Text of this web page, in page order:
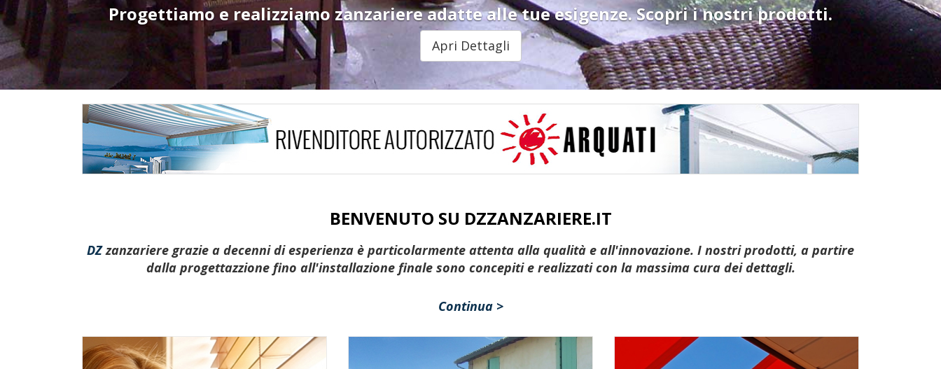
Progettiamo e realizziamo zanzariere adatte alle tue esigenze. Scopri i nostri prodotti.
Apri Dettagli
BENVENUTO SU DZZANZARIERE.IT
DZzanzariere grazie a decenni di esperienza è particolarmente attenta alla qualità e all'innovazione. I nostri prodotti, a partire
dalla progettazzione fino all'installazione finale sono concepiti e realizzati con la massima cura dei dettagli.
Continua >